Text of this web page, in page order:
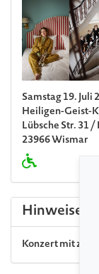
Samstag 19. Juli
Heiligen-Geist-
Lübsche Str. 31 /
23966 Wismar
Hinweise
Konzert mit zwei